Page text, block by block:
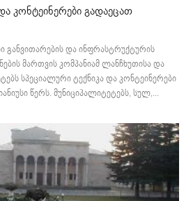
კონტეინერები გადაეცათ
და ინფრასტრუქტურის
მართვის კომპანიამ ლანჩხუთისა და
სპეციალური ტექნიკა და კონტეინერები
წერს. მუნიციპალიტეტებს, სულ,...